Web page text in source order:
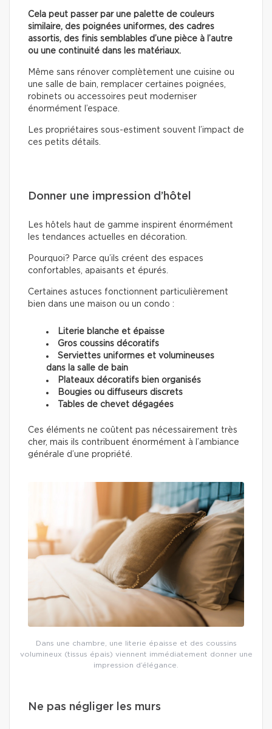
Cela peut passer par une palette de couleurs
similaire, des poignées uniformes, des cadres
assortis, des finis semblables d’une pièce à l’autre
ou une continuité dans les matériaux.
Même sans rénover complètement une cuisine ou
une salle de bain, remplacer certaines poignées,
robinets ou accessoires peut moderniser
énormément l’espace.
Les propriétaires sous-estiment souvent l’impact de
ces petits détails.
Donner une impression d’hôtel
Les hôtels haut de gamme inspirent énormément
les tendances actuelles en décoration.
Pourquoi? Parce qu’ils créent des espaces
confortables, apaisants et épurés.
Certaines astuces fonctionnent particulièrement
bien dans une maison ou un condo :
Literie blanche et épaisse
Gros coussins décoratifs
Serviettes uniformes et volumineuses
dans la salle de bain
Plateaux décoratifs bien organisés
Bougies ou diffuseurs discrets
Tables de chevet dégagées
Ces éléments ne coûtent pas nécessairement très
cher, mais ils contribuent énormément à l’ambiance
générale d’une propriété.
Dans une chambre, une literie épaisse et des coussins
volumineux (tissus épais) viennent immédiatement donner une
impression d’élégance.
Ne pas négliger les murs